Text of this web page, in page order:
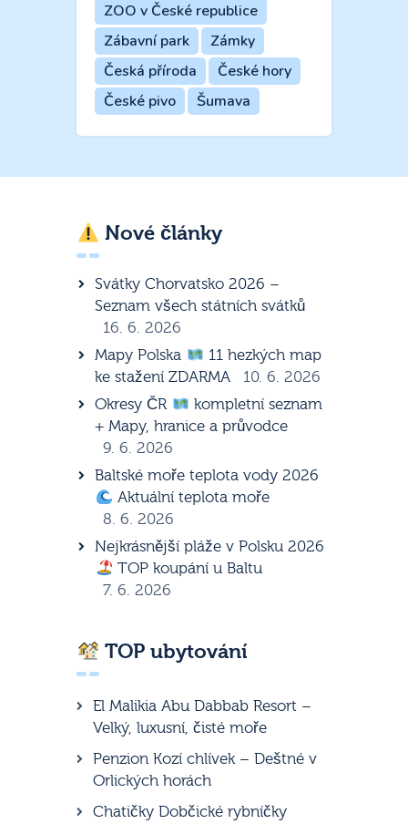
ZOO v České republice
Zábavní park
Zámky
Česká příroda
České hory
České pivo
Šumava
Nové články
Svátky Chorvatsko 2026 –
Seznam všech státních svátků
16. 6. 2026
Mapy Polska
11 hezkých map
ke stažení ZDARMA
10. 6. 2026
Okresy ČR
kompletní seznam
+ Mapy, hranice a průvodce
9. 6. 2026
Baltské moře teplota vody 2026
Aktuální teplota moře
8. 6. 2026
Nejkrásnější pláže v Polsku 2026
TOP koupání u Baltu
7. 6. 2026
TOP ubytování
El Malikia Abu Dabbab Resort –
Velký, luxusní, čisté moře
Penzion Kozí chlívek – Deštné v
Orlických horách
Chatičky Dobčické rybníčky